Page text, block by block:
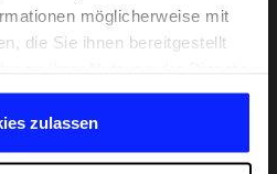
möglicherweise mit
die Sie ihnen bereitgestellt
zulassen